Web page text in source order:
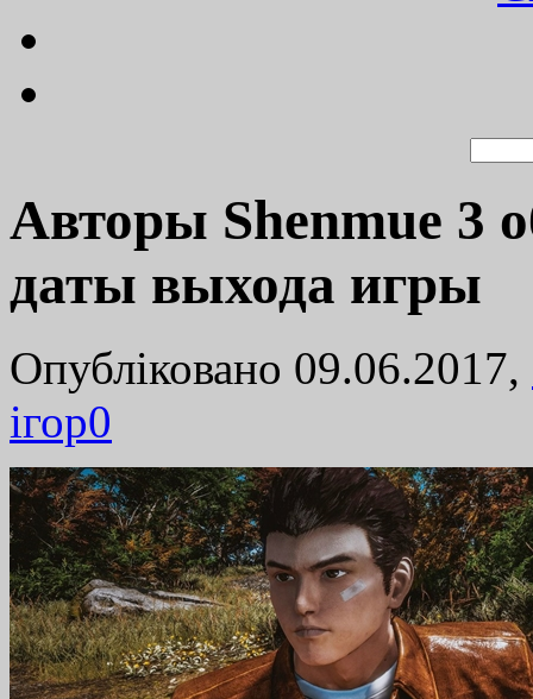
Авторы Shenmue 3
даты выхода игры
Опубліковано 09.06.2017,
ігор0